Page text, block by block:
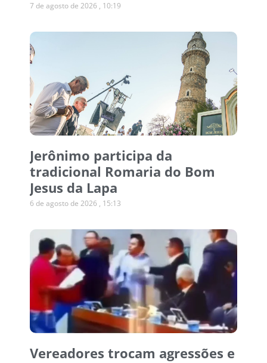
7 de agosto de 2026 10:19
Jerônimo participa da
tradicional Romaria do Bom
Jesus da Lapa
6 de agosto de 2026 15:13
Vereadores trocam agressões e